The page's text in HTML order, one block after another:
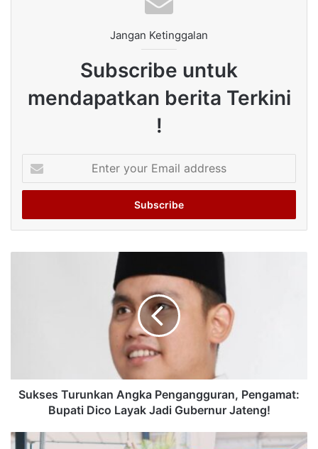
Jangan Ketinggalan
Subscribe untuk
mendapatkan berita Terkini
!
your
Email
Sukses Turunkan Angka Pengangguran, Pengamat:
Bupati Dico Layak Jadi Gubernur Jateng!